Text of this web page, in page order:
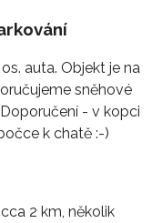
auta. Objekt je na
sněhové
- v kopci
k chatě :-)
2 km, několik